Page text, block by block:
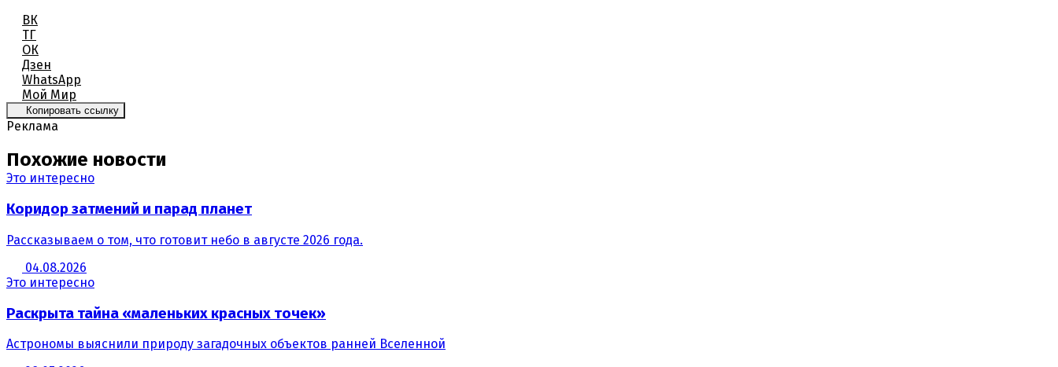
ВК
ТГ
ОК
Дзен
WhatsApp
Мой Мир
Копировать ссылку
Реклама
Похожие новости
Это интересно
Коридор затмений и парад планет
Рассказываем о том, что готовит небо в августе 2026 года.
04.08.2026
Это интересно
Раскрыта тайна «маленьких красных точек»
Астрономы выяснили природу загадочных объектов ранней Вселенной